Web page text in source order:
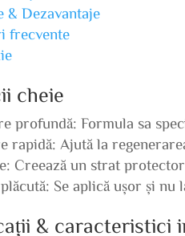
& Dezavantaje
frecvente
cheie
profundă: Formula sa
rapidă: Ajută la
Creează un strat
Se aplică ușor și nu
& caracteristici